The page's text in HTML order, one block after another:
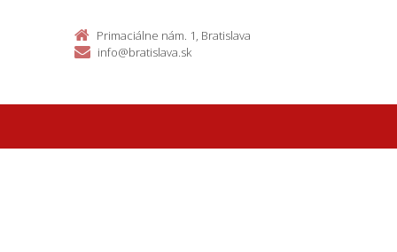
Primaciálne nám. 1, Bratislava
info@bratislava.sk